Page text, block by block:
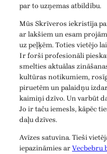
par to uzņemas atbildību.
Mūs Skrīveros iekristīja
ar lakšiem un esam
uz peļķēm. Toties vietējo
Ir forši profesionāli
smelties aktuālas
kultūras notikumiem,
piruetēm un palaidņu
kaimiņi dzīvo. Un varbūt
Jo ir taču iemesls, kāpēc
daļu dzīves.
Avīzes satuvina. Tieši
iepazināmies arVecbebru